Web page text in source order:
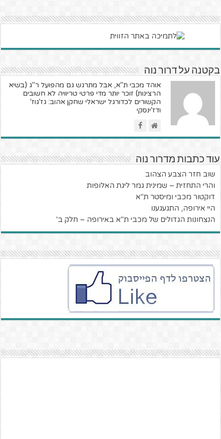
בקטנה על דרור נוה
אוהד מכבי ת"א, אבל מתרגש גם מהפועל ר"ג (בשיא
הרצינות) זוכר יותר מדי פרטי טריוויה לא חשובים
הקשורים לכדורגל ישראלי שחקן אהוב: גז'גוז'
ודז'ינסקי
עוד כתבות מדרור נוה
שוב חזר הצבע הצהוב
והרי התחזית – שמינית גמר ליגת האלופות
דוקטור מכבי ומיסטר ת"א
היי אירופה, התגעגענו
הנצחונות הגדולים של מכבי ת"א באירופה – חלק ב'